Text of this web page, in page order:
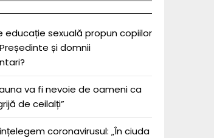
educație sexuală propun copiilor
și domnii
va fi nevoie de oameni ca
de ceilalți”
coronavirusul: „În ciuda